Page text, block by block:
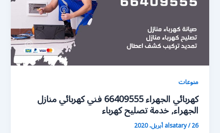
منوعات
كهربائي الجهراء 66409555 فني كهربائي منازل
الجهراء, خدمة تصليح كهرباء
alsatary/26 أبريل، 2020